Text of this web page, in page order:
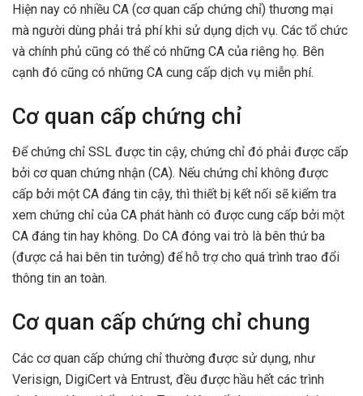
Hiện nay có nhiều CA (cơ quan cấp chứng chỉ) thương mại
mà người dùng phải trả phí khi sử dụng dịch vụ. Các tổ chức
và chính phủ cũng có thể có những CA của riêng họ. Bên
cạnh đó cũng có những CA cung cấp dịch vụ miễn phí.
Cơ quan cấp chứng chỉ
Để chứng chỉ SSL được tin cậy, chứng chỉ đó phải được cấp
bởi cơ quan chứng nhận (CA). Nếu chứng chỉ không được
cấp bởi một CA đáng tin cậy, thì thiết bị kết nối sẽ kiểm tra
xem chứng chỉ của CA phát hành có được cung cấp bởi một
CA đáng tin hay không. Do CA đóng vai trò là bên thứ ba
(được cả hai bên tin tưởng) để hỗ trợ cho quá trình trao đổi
thông tin an toàn.
Cơ quan cấp chứng chỉ chung
Các cơ quan cấp chứng chỉ thường được sử dụng, như
Verisign, DigiCert và Entrust, đều được hầu hết các trình